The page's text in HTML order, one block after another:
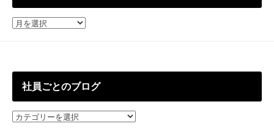
過
社員ごとのブログ
社